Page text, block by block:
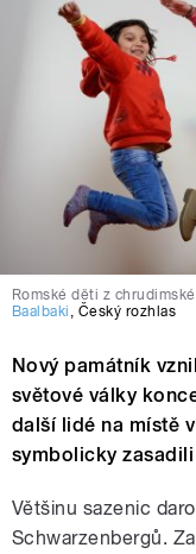
Romské děti z
Baalbaki
Český rozhlas
Nový památník
světové války
další lidé na místě
symbolicky
Většinu sazenic
Schwarzenbergů.